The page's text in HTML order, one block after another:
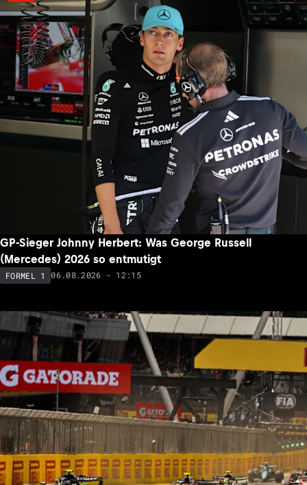
GP-Sieger Johnny Herbert: Was George Russell
(Mercedes) 2026 so entmutigt
FORMEL 1 06.08.2026 - 12:15